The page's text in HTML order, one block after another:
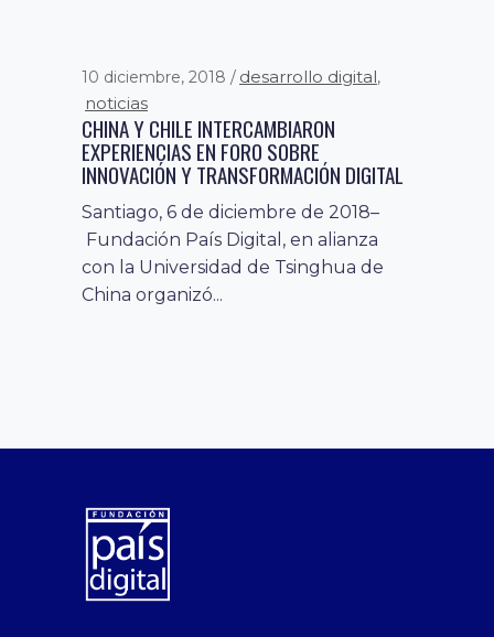
10 diciembre, 2018 desarrollo digital,
noticias
CHINA Y CHILE INTERCAMBIARON
EXPERIENCIAS EN FORO SOBRE
INNOVACIÓN Y TRANSFORMACIÓN DIGITAL
Santiago, 6 de diciembre de 2018–
Fundación País Digital, en alianza
con la Universidad de Tsinghua de
China organizó...